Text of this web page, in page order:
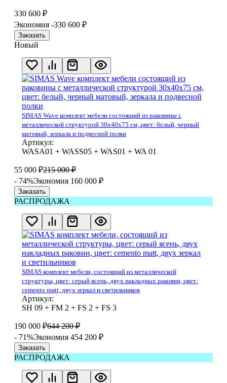
330 600 ₽
Экономия -330 600 ₽
Заказать
Новый
SIMAS Wave комплект мебели состоящий из раковины с
металлической структурой 30x40x75 см, цвет: белый, черный
матовый, зеркала и подвесной полки
Артикул:
WASA01 + WASS05 + WAS01 + WA 01
55 000 ₽215 000 ₽
- 74%Экономия 160 000 ₽
Заказать
РАСПРОДАЖА
SIMAS комплект мебели, состоящий из металлической
структуры, цвет: серый ясень, двух накладных раковин, цвет:
cemento matt, двух зеркал и светильников
Артикул:
SH 09 + FM 2 + FS 2 + FS 3
190 000 ₽644 200 ₽
- 71%Экономия 454 200 ₽
Заказать
РАСПРОДАЖА